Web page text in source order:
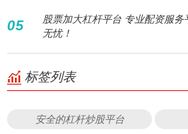
05
股票加大杠杆平台 专业配资服
无忧！
标签列表
安全的杠杆炒股平台